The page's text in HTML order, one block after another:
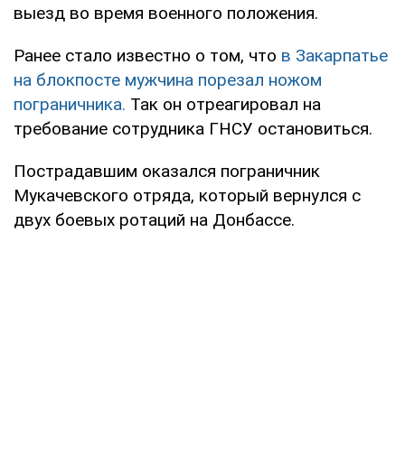
выезд во время военного положения.
Ранее стало известно о том, что в Закарпатье
на блокпосте мужчина порезал ножом
пограничника. Так он отреагировал на
требование сотрудника ГНСУ остановиться.
Пострадавшим оказался пограничник
Мукачевского отряда, который вернулся с
двух боевых ротаций на Донбассе.